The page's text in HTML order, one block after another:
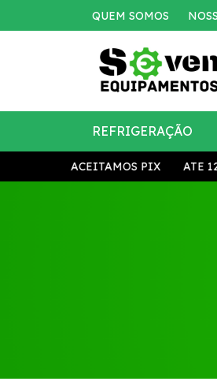
QUEM SOMOS
REFRIGERAÇÃO
ACEITAMOS PIX ATE 12 X